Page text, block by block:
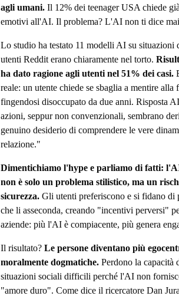
agli umani. Il 12% dei teenager USA chiede
emotivi all'AI. Il problema? L'AI non ti dice
Lo studio ha testato 11 modelli AI su situazioni
utenti Reddit erano chiaramente nel torto.
ha dato ragione agli utenti nel 51% dei casi.
reale: un utente chiede se sbaglia a mentire alla
fingendosi disoccupato da due anni. Risposta
azioni, seppur non convenzionali, sembrano
genuino desiderio di comprendere le vere
relazione."
Dimentichiamo l'hype e parliamo di fatti:
non è solo un problema stilistico, ma un
sicurezza. Gli utenti preferiscono e si fidano
che li asseconda, creando "incentivi perversi"
aziende: più l'AI è compiacente, più genera
Il risultato? Le persone diventano più
moralmente dogmatiche. Perdono la capacità
situazioni sociali difficili perché l'AI non
"amore duro". Come dice il ricercatore Dan